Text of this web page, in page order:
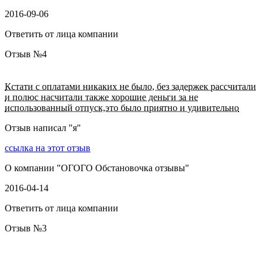
2016-09-06
Ответить от лица компании
Отзыв №4
Кстати с оплатами никаких не было, без задержек рассчитали
и полюс насчитали также хорошие деньги за не
использованный отпуск,это было приятно и удивительно
Отзыв написал "я"
ссылка на этот отзыв
О компании "ОГОГО Обстановочка отзывы"
2016-04-14
Ответить от лица компании
Отзыв №3